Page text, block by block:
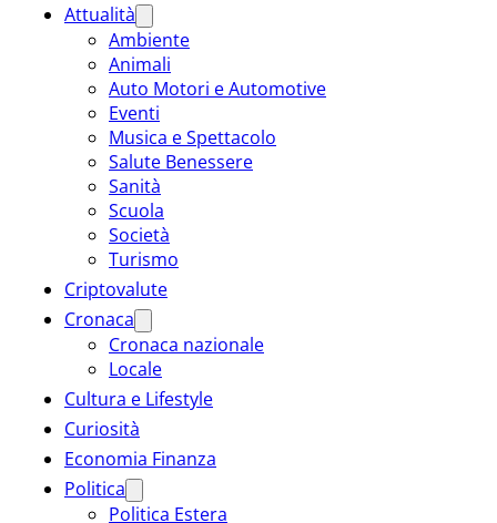
Attualità
Ambiente
Animali
Auto Motori e Automotive
Eventi
Musica e Spettacolo
Salute Benessere
Sanità
Scuola
Società
Turismo
Criptovalute
Cronaca
Cronaca nazionale
Locale
Cultura e Lifestyle
Curiosità
Economia Finanza
Politica
Politica Estera